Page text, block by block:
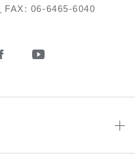
FAX: 06-6465-6040